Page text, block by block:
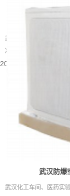
武汉属于夏热冬冷的地
冷的体感。别墅户型大
2026-08-05 15:55:48
武汉防爆
武汉化工车间、医药实